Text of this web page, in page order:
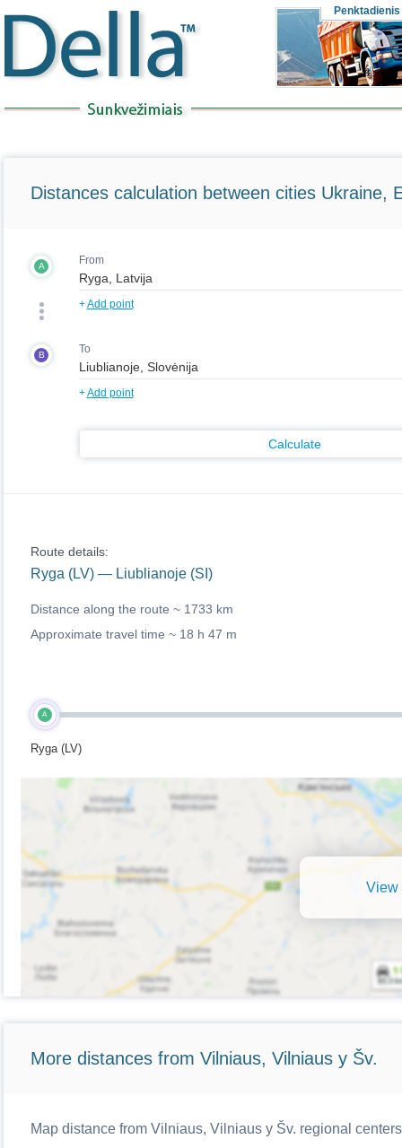
Penktadienis
Distances calculation between cities Ukraine,
A From
+Add point
B To
+Add point
Calculate
Route details:
Ryga (LV) — Liublianoje (SI)
Distance along the route ~ 1733 km
Approximate travel time ~ 18 h 47 m
A
Ryga (LV)
View
More distances from Vilniaus, Vilniaus y Šv.
Map distance from Vilniaus, Vilniaus y Šv. regional